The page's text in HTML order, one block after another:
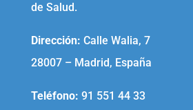
de Salud.
Dirección: Calle Walia, 7
28007 – Madrid, España
Teléfono: 91 551 44 33